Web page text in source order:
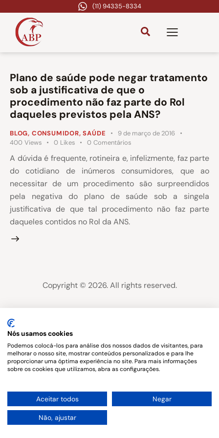
(11) 94335-8334
Plano de saúde pode negar tratamento
sob a justificativa de que o
procedimento não faz parte do Rol
daqueles previstos pela ANS?
BLOG, CONSUMIDOR,SAÚDE
9 de março de 2016
400 Views 0 Likes 0 Comentários
A dúvida é frequente, rotineira e, infelizmente, faz parte
do cotidiano de inúmeros consumidores, que ao
necessitar de um procedimento são surpreendidos
pela negativa do plano de saúde sob a singela
justificativa de que tal procedimento não faz parte
daqueles contidos no Rol da ANS.
Copyright © 2026. All rights reserved.
Nós usamos cookies
Podemos colocá-los para análise dos nossos dados de visitantes, para
melhorar o nosso site, mostrar conteúdos personalizados e para lhe
proporcionar uma óptima experiência no site. Para mais informações
sobre os cookies que utilizamos, abra as configurações.
Aceitar todos Negar
Não, ajustar